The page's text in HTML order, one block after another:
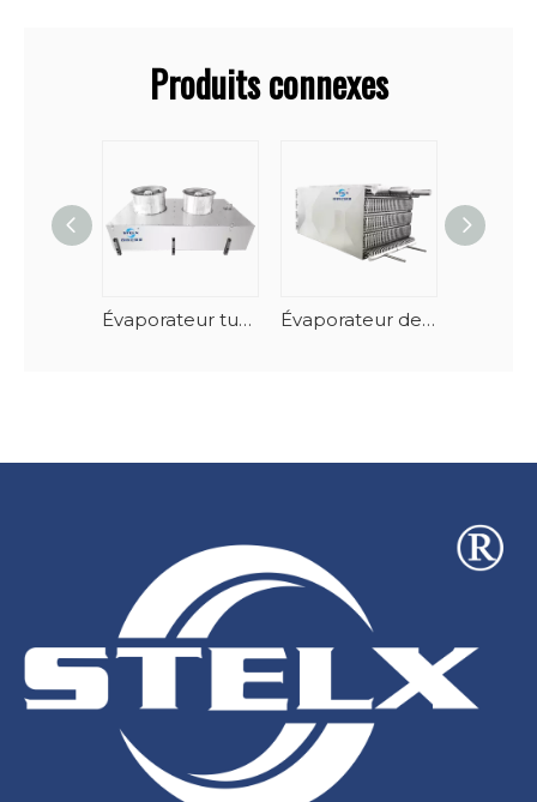
Produits connexes
Évaporateur tunnel de fruits de mer en spirale vertical à dégivrage automatique Évaporateur de congélateur à spirale empilable en acier inoxydable-AlMg